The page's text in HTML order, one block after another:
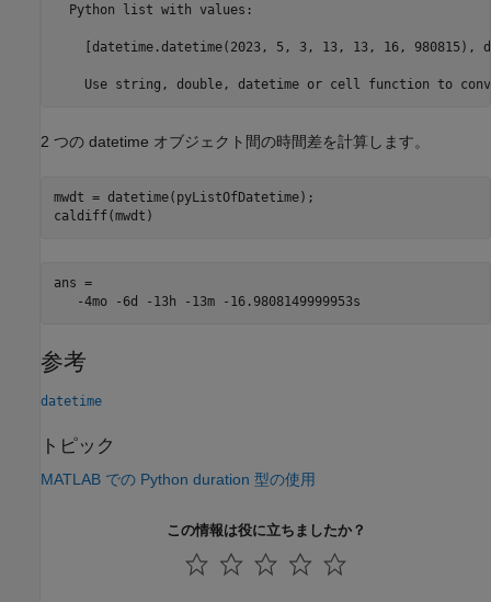
  Python list with values:
[datetime.datetime(2023, 5, 3, 13, 13, 16, 980815),
2 つの datetime オブジェクト間の時間差を計算します。
mwdt = datetime(pyListOfDatetime);
caldiff(mwdt)
ans =
参考
datetime
トピック
MATLAB での Python duration 型の使用
この情報は役に立ちましたか？